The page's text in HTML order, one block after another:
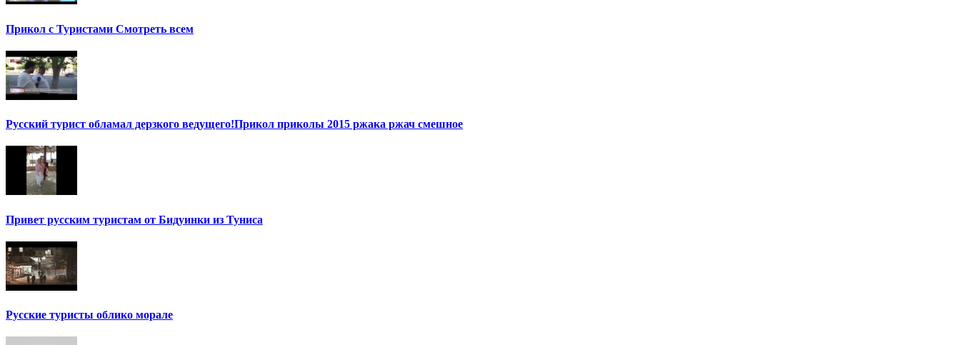
Прикол с Туристами Смотреть всем
Русский турист обламал дерзкого ведущего!Прикол приколы 2015 ржака ржач смешное
Привет русским туристам от Бидуинки из Туниса
Русские туристы облико морале